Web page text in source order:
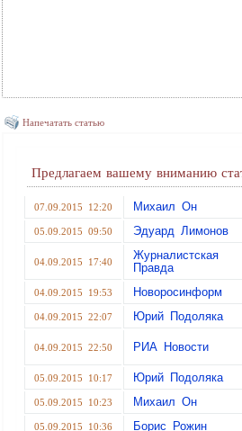
Напечатать статью
Предлагаем вашему вниманию
07.09.2015 12:20 Михаил Он
05.09.2015 09:50 Эдуард Лимонов
04.09.2015 17:40
Журналистская
Правда
04.09.2015 19:53 Новоросинформ
04.09.2015 22:07 Юрий Подоляка
04.09.2015 22:50 РИА Новости
05.09.2015 10:17 Юрий Подоляка
05.09.2015 10:23 Михаил Он
05.09.2015 10:36 Борис Рожин